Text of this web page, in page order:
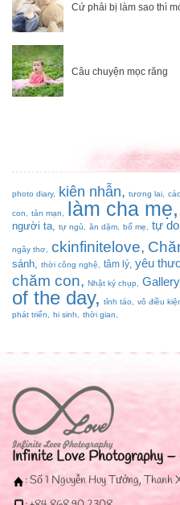
Cứ phải bị làm sao thì
Câu chuyện mọc răng
photo diary kiên nhẫn tương lai
con tản mạn làm cha mẹ
người ta
tự ngủ ăn dặm bố mẹ tự do
ngây thơ ckinfinitelove
sánh
thời công nghệ tâm lý yêu
chăm con Nhật ký chụp Gallery
of the day
tỉnh táo vô điều
phát triển
hi sinh thời gian
Infinite Love Photography
: Số 1 Nguyễn Huy Tưởng, Thanh